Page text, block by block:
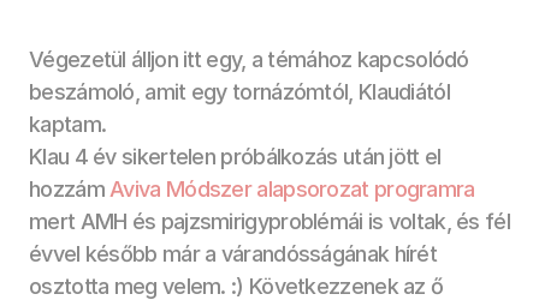
Végezetül álljon itt egy, a témához kapcsolódó
beszámoló, amit egy tornázómtól, Klaudiától
kaptam.
Klau 4 év sikertelen próbálkozás után jött el
hozzám
mert AMH és pajzsmirigyproblémái is voltak, és fél
évvel később már a várandósságának hírét
osztotta meg velem. :) Következzenek az ő